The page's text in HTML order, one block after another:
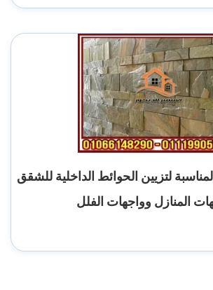
لتزيين الحوائط الداخلية للشقق
المنازل وواجهات الفلل